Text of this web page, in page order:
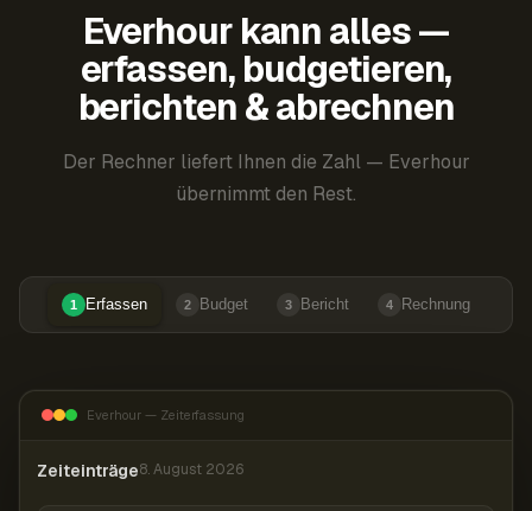
Everhour kann alles —
erfassen, budgetieren,
berichten & abrechnen
Der Rechner liefert Ihnen die Zahl — Everhour
übernimmt den Rest.
1 Erfassen 2 Budget 3 Bericht 4 Rechnung
Everhour — Zeiterfassung
Zeiteinträge8. August 2026